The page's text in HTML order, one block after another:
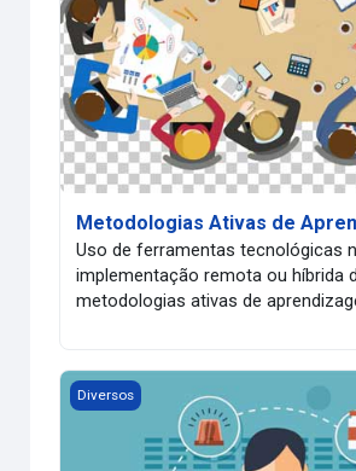
Metodologias Ativas de
Uso de ferramentas tecnológicas
implementação remota ou híbrida
metodologias ativas de
Introdução à Telemedicina
Diversos